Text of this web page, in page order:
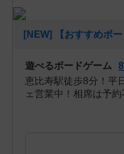
遊べるボードゲーム
恵比寿駅徒歩8分！平
ェ営業中！相席は予